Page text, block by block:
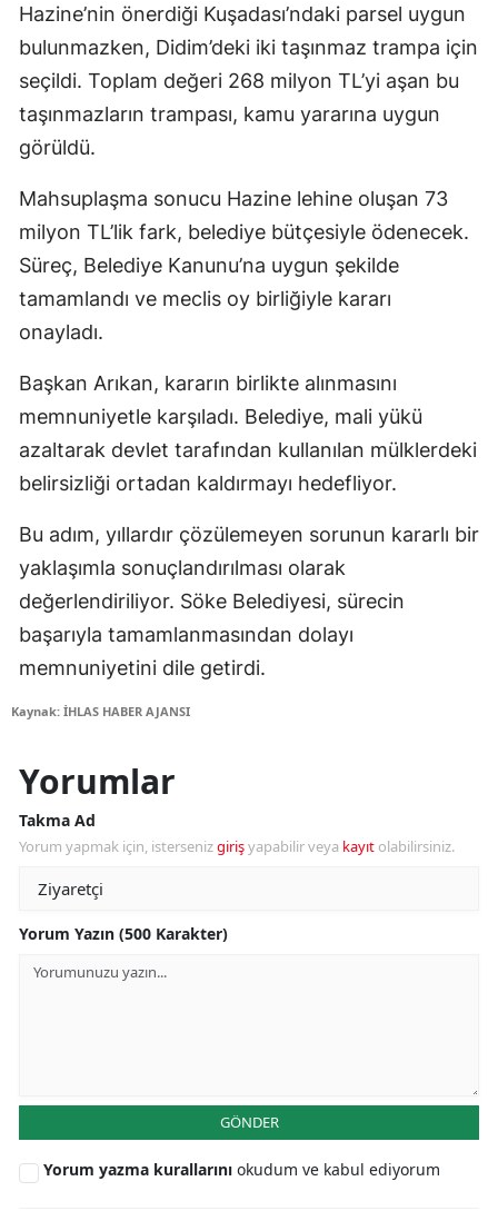
Hazine’nin önerdiği Kuşadası’ndaki parsel uygun
bulunmazken, Didim’deki iki taşınmaz trampa için
seçildi. Toplam değeri 268 milyon TL’yi aşan bu
taşınmazların trampası, kamu yararına uygun
görüldü.
Mahsuplaşma sonucu Hazine lehine oluşan 73
milyon TL’lik fark, belediye bütçesiyle ödenecek.
Süreç, Belediye Kanunu’na uygun şekilde
tamamlandı ve meclis oy birliğiyle kararı
onayladı.
Başkan Arıkan, kararın birlikte alınmasını
memnuniyetle karşıladı. Belediye, mali yükü
azaltarak devlet tarafından kullanılan mülklerdeki
belirsizliği ortadan kaldırmayı hedefliyor.
Bu adım, yıllardır çözülemeyen sorunun kararlı bir
yaklaşımla sonuçlandırılması olarak
değerlendiriliyor. Söke Belediyesi, sürecin
başarıyla tamamlanmasından dolayı
memnuniyetini dile getirdi.
Kaynak: İHLAS HABER AJANSI
Yorumlar
Takma Ad
Yorum yapmak için, istersenizgirişyapabilir veya kayıt olabilirsiniz.
Yorum Yazın (500 Karakter)
GÖNDER
Yorum yazma kurallarını okudum ve kabul ediyorum